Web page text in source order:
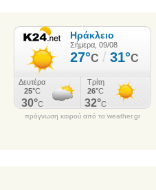
πρόγνωση καιρού από το weather.gr